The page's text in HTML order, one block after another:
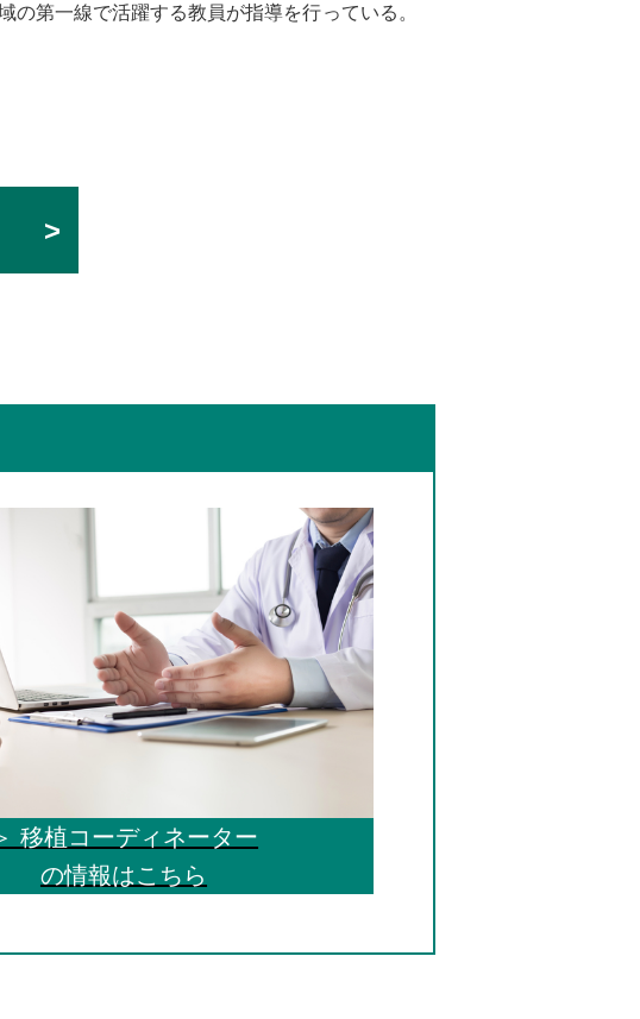
の第一線で活躍する教員が指導を行っている。
移植コーディネーター
の情報はこちら